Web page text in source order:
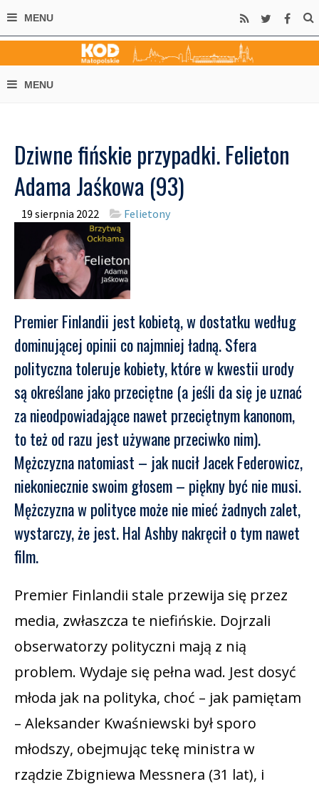
Dziwne fińskie przypadki. Felieton
Adama Jaśkowa (93)
19 sierpnia 2022 Felietony
Premier Finlandii jest kobietą, w dostatku według
dominującej opinii co najmniej ładną. Sfera
polityczna toleruje kobiety, które w kwestii urody
są określane jako przeciętne (a jeśli da się je uznać
za nieodpowiadające nawet przeciętnym kanonom,
to też od razu jest używane przeciwko nim).
Mężczyzna natomiast – jak nucił Jacek Federowicz,
niekoniecznie swoim głosem – piękny być nie musi.
Mężczyzna w polityce może nie mieć żadnych zalet,
wystarczy, że jest. Hal Ashby nakręcił o tym nawet
film.
Premier Finlandii stale przewija się przez
media, zwłaszcza te niefińskie. Dojrzali
obserwatorzy polityczni mają z nią
problem. Wydaje się pełna wad. Jest dosyć
młoda jak na polityka, choć – jak pamiętam
– Aleksander Kwaśniewski był sporo
młodszy, obejmując tekę ministra w
rządzie Zbigniewa Messnera (31 lat), i